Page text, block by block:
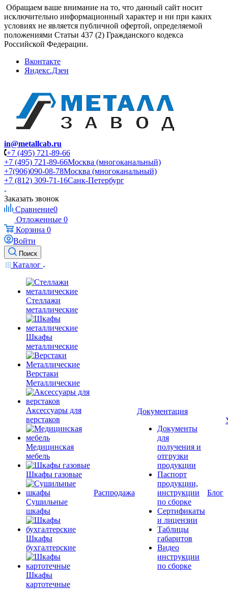
Обращаем ваше внимание на то, что данный сайт носит
исключительно информационный характер и ни при каких
условиях не является публичной офертой, определяемой
положениями Статьи 437 (2) Гражданского кодекса
Российской Федерации.
Вконтакте
Яндекс.Дзен
in@metallcab.ru
+7 (495) 721-89-66
+7 (495) 721-89-66Москва (многоканальный)
+7(906)090-08-78Москва (многоканальный)
+7 (812) 309-71-16Санк-Петербург
Заказать звонок
Сравнение0
Отложенные 0
Корзина 0
Войти
Поиск
Каталог
Стеллажи
металлические
Шкафы
металлические
Верстаки
Металлические
Аксессуары для
верстаков
Медицинская
мебель
Шкафы газовые
Сушильные
шкафы
Шкафы
бухгалтерские
Шкафы
картотечные
Распродажа
Документация
Документы
для
получения и
отгрузки
продукции
Паспорт
продукции,
инструкции
по сборке
Сертификаты
и лицензии
Таблицы
габаритов
Видео
инструкции
по сборке
Блог